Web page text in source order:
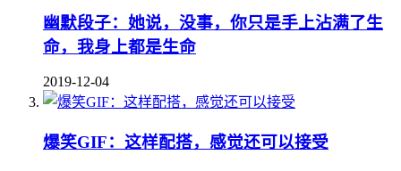
幽默段子：她说，没事，你只是手上沾满了生
命，我身上都是生命
2019-12-04
爆笑GIF：这样配搭，感觉还可以接受